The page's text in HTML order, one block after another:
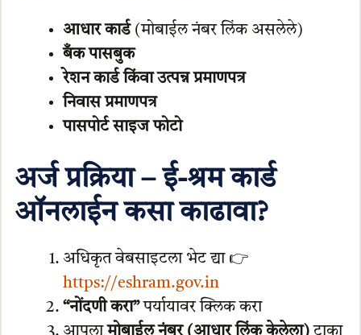
आधार कार्ड(मोबाईल नंबर लिंक असलेले)
बँक पासबुक
रेशन कार्ड किंवा उत्पन्न प्रमाणपत्र
निवास प्रमाणपत्र
पासपोर्ट साइज फोटो
अर्ज प्रक्रिया – ई-श्रम कार्ड
ऑनलाईन कसा काढावा?
अधिकृत वेबसाइटला भेट द्या 👉
https://eshram.gov.in
“नोंदणी करा”पर्यायावर क्लिक करा
आपलामोबाईल नंबर (आधार लिंक केलेला)टाका